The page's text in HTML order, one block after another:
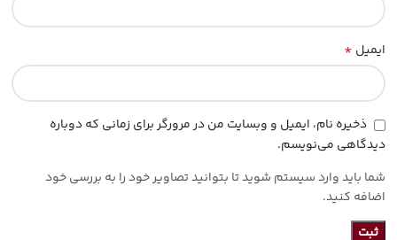
ایمیل *
ذخیره نام، ایمیل و وبسایت من در مرورگر برای زمانی که دوباره
دیدگاهی می‌نویسم.
شما باید وارد سیستم شوید تا بتوانید تصاویر خود را به بررسی خود
اضافه کنید.